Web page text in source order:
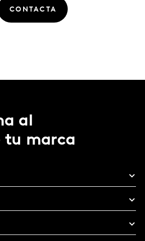
CONTACTA
al
tu marca